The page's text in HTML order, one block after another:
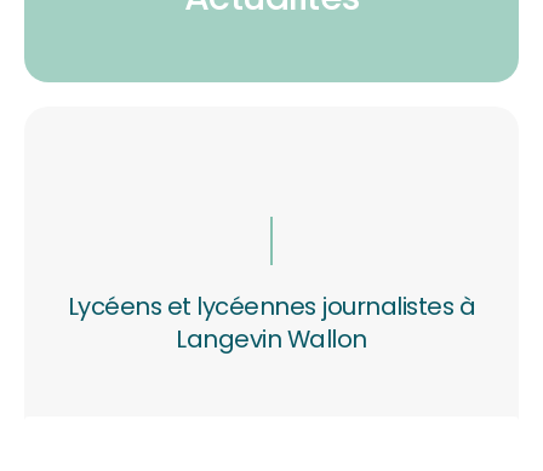
Lycéens et lycéennes journalistes à
Langevin Wallon